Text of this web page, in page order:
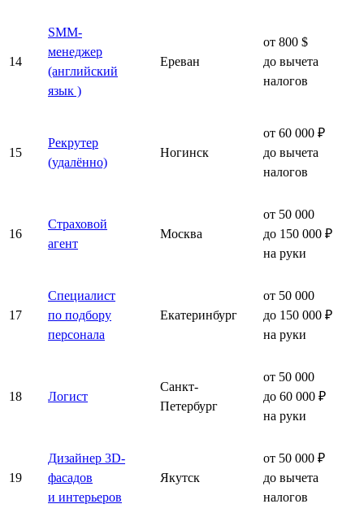
14
SMM-
менеджер
(английский
язык )
Ереван
от 800 $
до вычета
налогов
15
Рекрутер
(удалённо)
Ногинск
от 60 000 ₽
до вычета
налогов
16
Страховой
агент
Москва
от 50 000
до 150 000 ₽
на руки
17
Специалист
по подбору
персонала
Екатеринбург
от 50 000
до 150 000 ₽
на руки
18 Логист
Санкт-
Петербург
от 50 000
до 60 000 ₽
на руки
19
Дизайнер 3D-
фасадов
и интерьеров
Якутск
от 50 000 ₽
до вычета
налогов